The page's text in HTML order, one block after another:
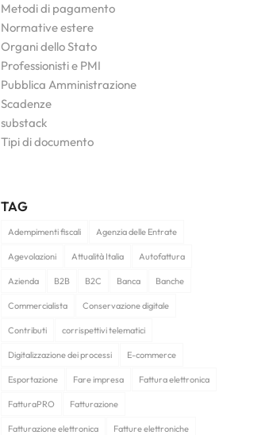
Metodi di pagamento
Normative estere
Organi dello Stato
Professionisti e PMI
Pubblica Amministrazione
Scadenze
substack
Tipi di documento
TAG
Adempimenti fiscali Agenzia delle Entrate
Agevolazioni Attualità Italia Autofattura
Azienda B2B B2C Banca Banche
Commercialista Conservazione digitale
Contributi corrispettivi telematici
Digitalizzazione dei processi E-commerce
Esportazione Fare impresa Fattura elettronica
FatturaPRO Fatturazione
Fatturazione elettronica Fatture elettroniche